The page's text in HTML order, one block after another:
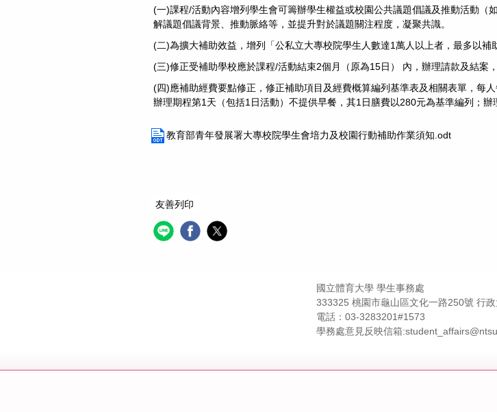
(一)課程/活動內容增列學生會可籌辦學生權益或校園公共議題倡議及推動活動（
解議題倡議背景、推動脈絡等，並提升對於議題關注程度，凝聚共識。
(二)為擴大補助效益，增列「公私立大專校院學生人數達1萬人以上者，最多以補
(三)修正受補助學校應於課程/活動結束2個月（原為15日） 內，辦理請款及結案
(四)應補助經費要點修正，修正補助項目及經費概算編列基準表及相關表單，每
辦理期程第1天（包括1日活動）不提供早餐，其1日膳費以280元為基準編列；辦
教育部青年發展署大專校院學生會培力及校園行動補助作業須知.odt
友善列印
國立體育大學 學生事務處
333325 桃園市龜山區文化一路250號 行
電話：03-3283201#1573
學務處意見反映信箱